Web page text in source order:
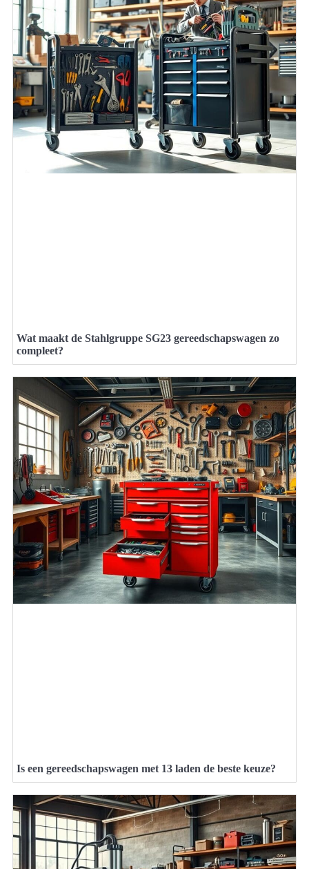
Wat maakt de Stahlgruppe SG23 gereedschapswagen zo
compleet?
Is een gereedschapswagen met 13 laden de beste keuze?